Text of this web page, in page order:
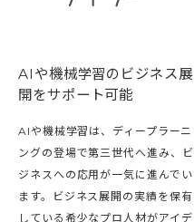
AIや機械学習のビジネス展
開をサポート可能
AIや機械学習は、ディープラーニ
ングの登場で第三世代へ進み、ビ
ジネスへの応用が一気に進んでい
ます。ビジネス展開の実績を保有
している希少なプロ人材がアイデ